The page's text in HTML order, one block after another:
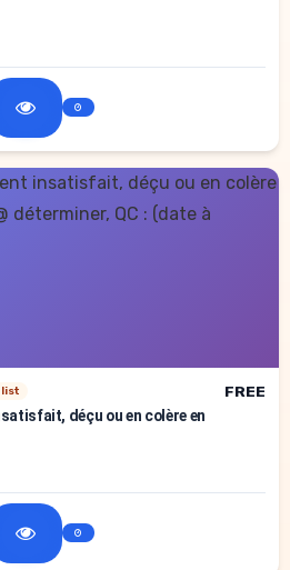
list
FREE
déçu ou en colère en